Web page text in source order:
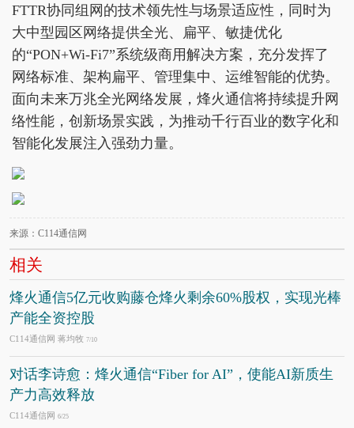
FTTR协同组网的技术领先性与场景适应性，同时为
大中型园区网络提供全光、扁平、敏捷优化
的“PON+Wi-Fi7”系统级商用解决方案，充分发挥了
网络标准、架构扁平、管理集中、运维智能的优势。
面向未来万兆全光网络发展，烽火通信将持续提升网
络性能，创新场景实践，为推动千行百业的数字化和
智能化发展注入强劲力量。
来源：C114通信网
相关
烽火通信5亿元收购藤仓烽火剩余60%股权，实现光棒
产能全资控股
C114通信网 蒋均牧 7/10
对话李诗愈：烽火通信“Fiber for AI”，使能AI新质生
产力高效释放
C114通信网 6/25